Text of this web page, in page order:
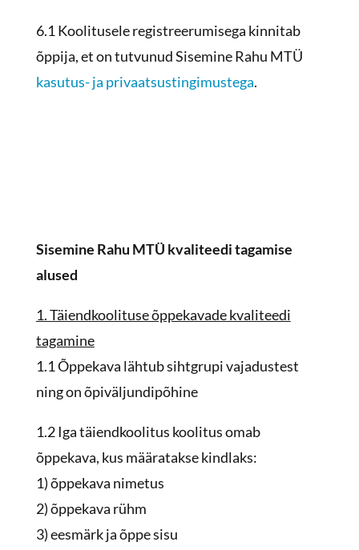
6.1 Koolitusele registreerumisega kinnitab
õppija, et on tutvunud Sisemine Rahu MTÜ
kasutus- ja privaatsustingimustega.
Sisemine Rahu MTÜ kvaliteedi tagamise
alused
1. Täiendkoolituse õppekavade kvaliteedi
tagamine
1.1 Õppekava lähtub sihtgrupi vajadustest
ning on õpiväljundipõhine
1.2 Iga täiendkoolitus koolitus omab
õppekava, kus määratakse kindlaks:
1) õppekava nimetus
2) õppekava rühm
3) eesmärk ja õppe sisu